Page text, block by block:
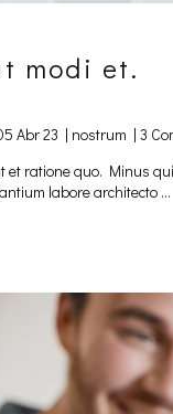
modi et.
Abr 23 | nostrum | 3
et ratione quo. Minus
labore architecto ...